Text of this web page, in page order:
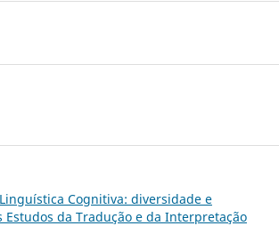
Cognitiva: diversidade e
Estudos da Tradução e da Interpretação